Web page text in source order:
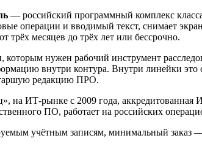
— российский программный комплекс
операции и вводимый текст, снимает
месяцев до трёх лет или бессрочно.
которым нужен рабочий инструмент
внутри контура. Внутри линейки это
редакцию ПРО.
на ИТ-рынке с 2009 года,
ПО, работает на российских
учётным записям, минимальный заказ